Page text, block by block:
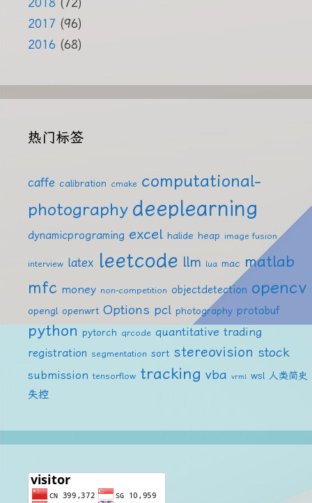
2018 (72)
2017 (96)
2016 (68)
热门标签
caffe calibration cmake computational-
photography deeplearning
dynamicprograming excel halide heap image fusion
interview latex leetcode llm lua mac matlab
mfc money non-competition objectdetection opencv
opengl openwrt Options pcl photography protobuf
python pytorch qrcode quantitative trading
registration segmentation sort stereovision stock
submission tensorflow tracking vba vrml wsl 人类简史
失控